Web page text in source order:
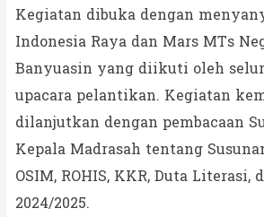
Kegiatan dibuka dengan
Indonesia Raya dan Mars MTs
Banyuasin yang diikuti oleh
upacara pelantikan. Kegiatan
dilanjutkan dengan pembacaan
Kepala Madrasah tentang
OSIM, ROHIS, KKR, Duta Literasi,
2024/2025.